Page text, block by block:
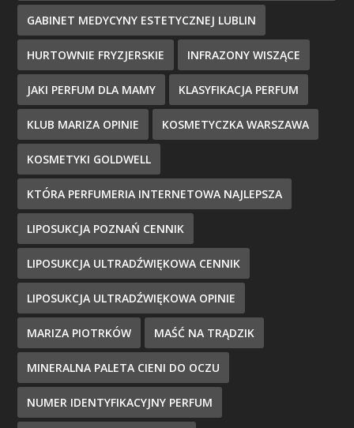
GABINET MEDYCYNY ESTETYCZNEJ LUBLIN
HURTOWNIE FRYZJERSKIE INFRAZONY WISZĄCE
JAKI PERFUM DLA MAMY KLASYFIKACJA PERFUM
KLUB MARIZA OPINIE KOSMETYCZKA WARSZAWA
KOSMETYKI GOLDWELL
KTÓRA PERFUMERIA INTERNETOWA NAJLEPSZA
LIPOSUKCJA POZNAŃ CENNIK
LIPOSUKCJA ULTRADŹWIĘKOWA CENNIK
LIPOSUKCJA ULTRADŹWIĘKOWA OPINIE
MARIZA PIOTRKÓW MAŚĆ NA TRĄDZIK
MINERALNA PALETA CIENI DO OCZU
NUMER IDENTYFIKACYJNY PERFUM